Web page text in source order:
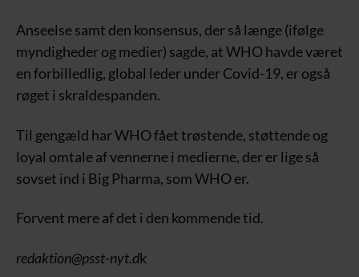
Anseelse samt den konsensus, der så længe (ifølge
myndigheder og medier) sagde, at WHO havde været
en forbilledlig, global leder under Covid-19, er også
røget i skraldespanden.
Til gengæld har WHO fået trøstende, støttende og
loyal omtale af vennerne i medierne, der er lige så
sovset ind i Big Pharma, som WHO er.
Forvent mere af det i den kommende tid.
redaktion@psst-nyt.dk